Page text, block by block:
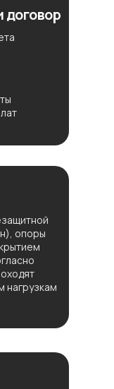
опоры
нагрузкам
договор